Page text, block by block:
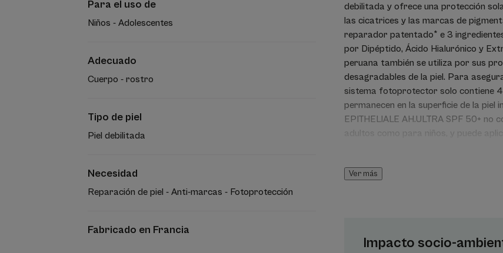
Para el uso de
Niños - Adolescentes
Adecuado
Cuerpo - rostro
Tipo de piel
Piel debilitada
Necesidad
Reparación de piel - Anti-marcas - Fotoprotección
Fabricado en Francia
debilitada y ofrece una protección
las cicatrices y las marcas de
reparador patentado* e 3
por Dipéptido, Ácido Hialurónico y
peruana también se utiliza por sus
desagradables de la piel. Para
sistema fotoprotector solo contiene
permanecen en la superficie de la piel
EPITHELIALE AH.ULTRA SPF 50+
adultos como para niños, y puede
UV diarios.
Ver más
Impacto socio-